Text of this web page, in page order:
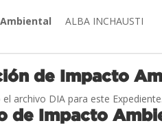
ALBA INCHAUSTI
de Impacto
archivo DIA para este Expediente.
de Impacto